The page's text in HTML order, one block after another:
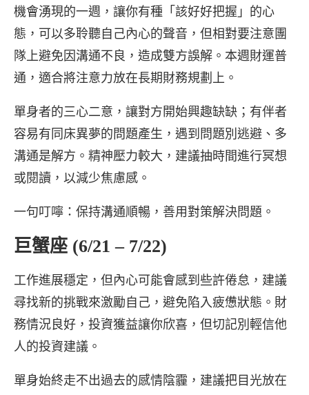
機會湧現的一週，讓你有種「該好好把握」的心
態，可以多聆聽自己內心的聲音，但相對要注意團
隊上避免因溝通不良，造成雙方誤解。本週財運普
通，適合將注意力放在長期財務規劃上。
單身者的三心二意，讓對方開始興趣缺缺；有伴者
容易有同床異夢的問題產生，遇到問題別逃避、多
溝通是解方。精神壓力較大，建議抽時間進行冥想
或閱讀，以減少焦慮感。
一句叮嚀：保持溝通順暢，善用對策解決問題。
巨蟹座 (6/21 – 7/22)
工作進展穩定，但內心可能會感到些許倦怠，建議
尋找新的挑戰來激勵自己，避免陷入疲憊狀態。財
務情況良好，投資獲益讓你欣喜，但切記別輕信他
人的投資建議。
單身始終走不出過去的感情陰霾，建議把目光放在